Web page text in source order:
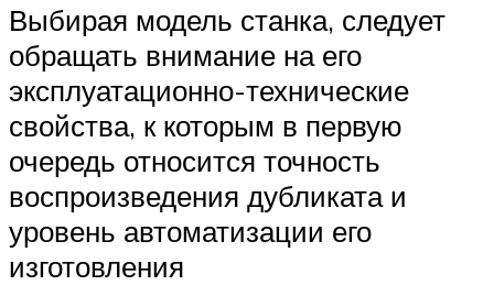
Выбирая модель станка, следует
обращать внимание на его
эксплуатационно-технические
свойства, к которым в первую
очередь относится точность
воспроизведения дубликата и
уровень автоматизации его
изготовления